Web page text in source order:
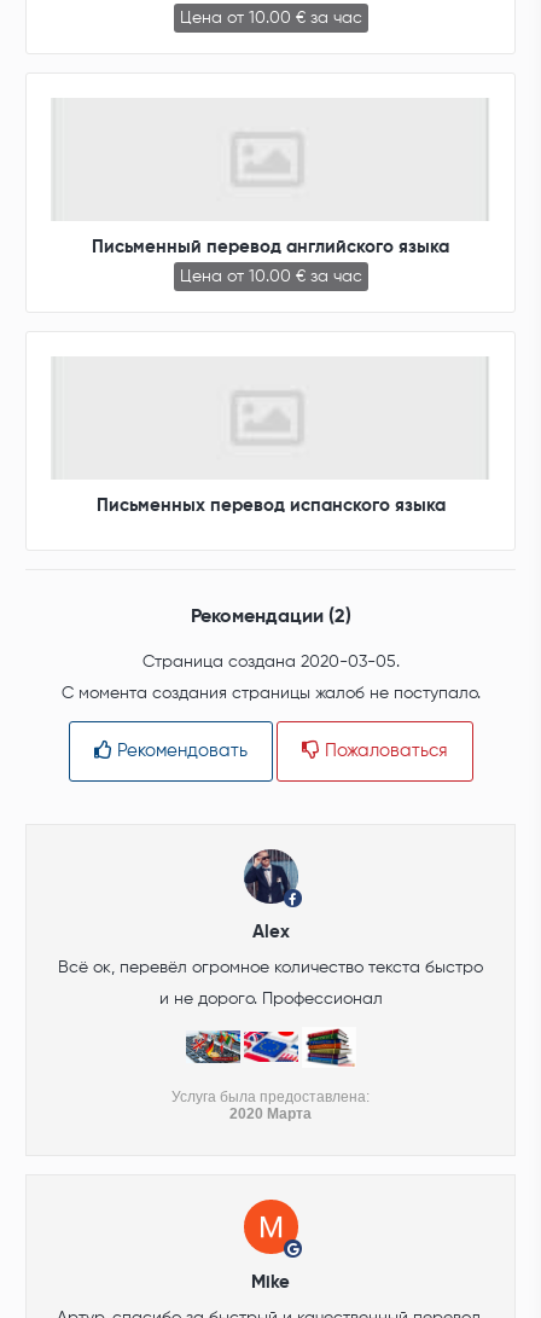
Цена от 10.00 € за час
Письменный перевод английского языка
Цена от 10.00 € за час
Письменных перевод испанского языка
Рекомендации (2)
Страница создана 2020-03-05.
С момента создания страницы жалоб не поступало.
Рекомендовать Пожаловаться
Alex
Всё ок, перевёл огромное количество текста быстро
и не дорого. Профессионал
Услуга была предоставлена:
2020 Марта
Mike